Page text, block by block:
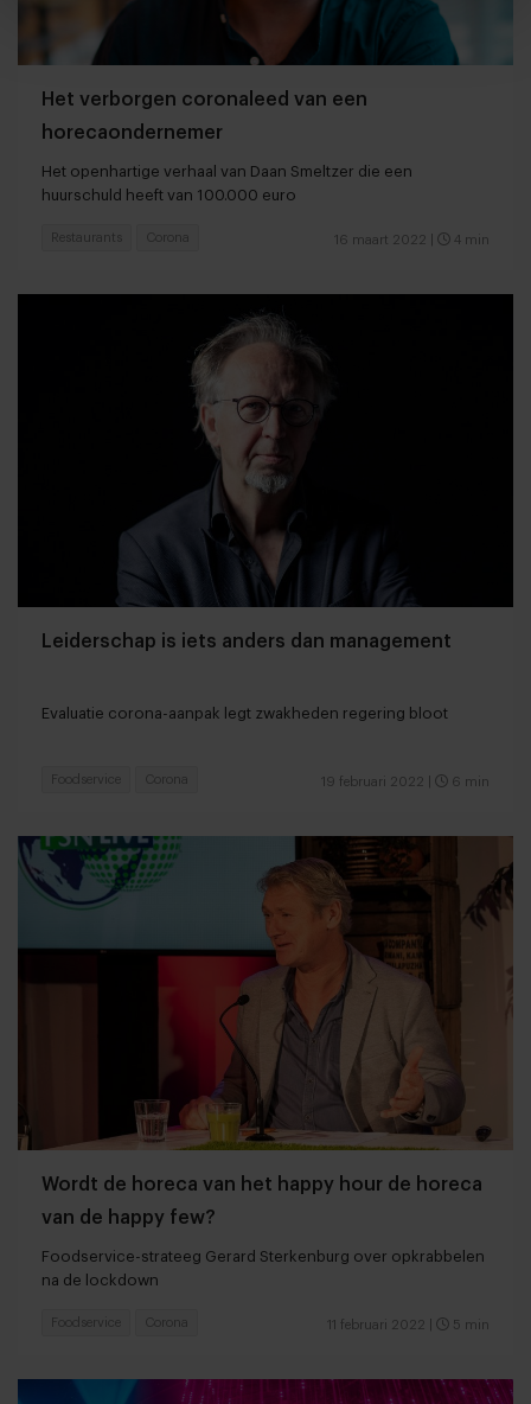
Het verborgen coronaleed van een
horecaondernemer
Het openhartige verhaal van Daan Smeltzer die een
huurschuld heeft van 100.000 euro
16 maart 2022 4 min
Restaurants Corona
Leiderschap is iets anders dan management
Evaluatie corona-aanpak legt zwakheden regering bloot
19 februari 2022 6 min
Foodservice Corona
Wordt de horeca van het happy hour de horeca
van de happy few?
Foodservice-strateeg Gerard Sterkenburg over opkrabbelen
na de lockdown
11 februari 2022 5 min
Foodservice Corona